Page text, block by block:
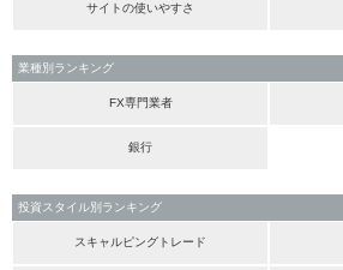
サイトの使いやすさ
業種別ランキング
FX専門業者
銀行
投資スタイル別ランキング
スキャルピングトレード